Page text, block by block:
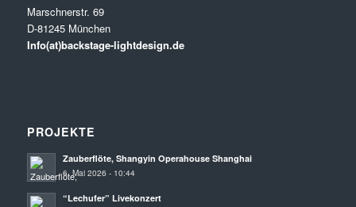
Marschnerstr. 69
D-81245 München
Info(at)backstage-lightdesign.de
PROJEKTE
Zauberflöte, Shangyin Operahouse Shanghai
6. Mai 2026 - 10:44
“Lechufer” Livekonzert